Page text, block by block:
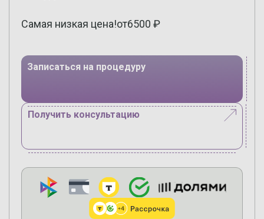
Самая низкая цена!от6500 ₽
Записаться на процедуру
Получить консультацию